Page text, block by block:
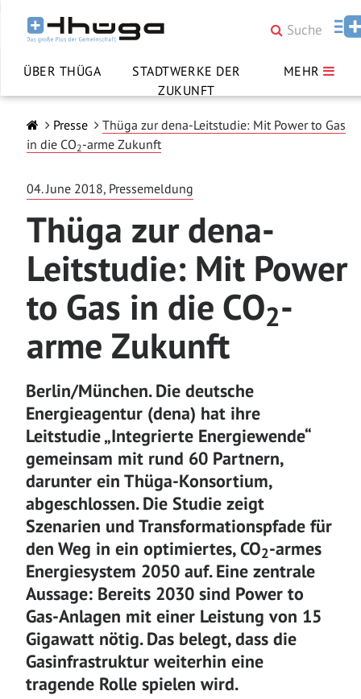
ÜBER THÜGA
STADTWERKE DER
ZUKUNFT
MEHR
Presse
Thüga zur dena-Leitstudie: Mit Power to Gas
in die CO2-arme Zukunft
04. June 2018, Pressemeldung
Thüga zur dena-
Leitstudie: Mit Power
to Gas in die CO2-
arme Zukunft
Berlin/München. Die deutsche
Energieagentur (dena) hat ihre
Leitstudie „Integrierte Energiewende“
gemeinsam mit rund 60 Partnern,
darunter ein Thüga-Konsortium,
abgeschlossen. Die Studie zeigt
Szenarien und Transformationspfade für
den Weg in ein optimiertes, CO2-armes
Energiesystem 2050 auf. Eine zentrale
Aussage: Bereits 2030 sind Power to
Gas-Anlagen mit einer Leistung von 15
Gigawatt nötig. Das belegt, dass die
Gasinfrastruktur weiterhin eine
tragende Rolle spielen wird.